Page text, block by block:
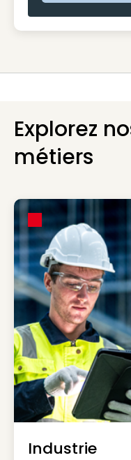
Explorez
métiers
Industrie